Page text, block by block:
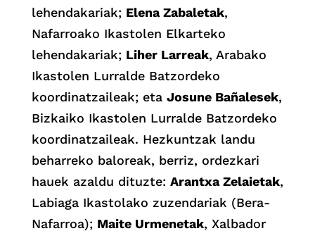
lehendakariak; Elena Zabaletak,
Nafarroako Ikastolen Elkarteko
lehendakariak; Liher Larreak, Arabako
Ikastolen Lurralde Batzordeko
koordinatzaileak; eta Josune Bañalesek,
Bizkaiko Ikastolen Lurralde Batzordeko
koordinatzaileak. Hezkuntzak landu
beharreko baloreak, berriz, ordezkari
hauek azaldu dituzte: Arantxa Zelaietak,
Labiaga Ikastolako zuzendariak (Bera-
Nafarroa); Maite Urmenetak, Xalbador